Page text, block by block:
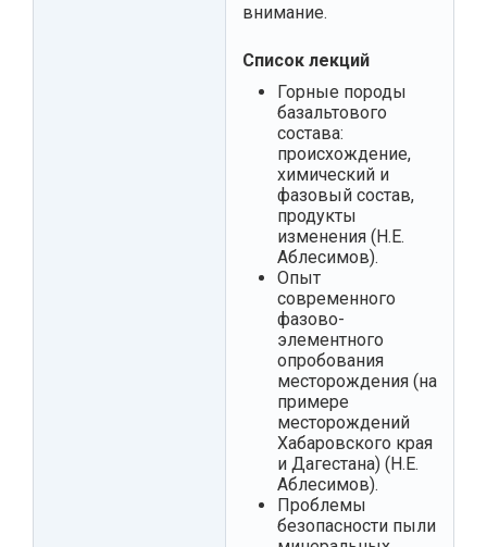
внимание.
Список лекций
Горные породы
базальтового
состава:
происхождение,
химический и
фазовый состав,
продукты
изменения (Н.Е.
Аблесимов).
Опыт
современного
фазово-
элементного
опробования
месторождения (на
примере
месторождений
Хабаровского края
и Дагестана) (Н.Е.
Аблесимов).
Проблемы
безопасности пыли